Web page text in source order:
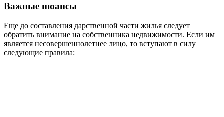
Важные нюансы
Еще до составления дарственной части жилья следует
обратить внимание на собственника недвижимости. Если им
является несовершеннолетнее лицо, то вступают в силу
следующие правила: